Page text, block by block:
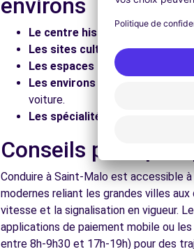
environs
Le centre historique :
Flânez
Les sites culturels :Visitez les
Les espaces naturels :
Profitez
Les environs :
Explorez les
voiture.
Les spécialités locales :
Conseils pratiques
Conduire à Saint-Malo est accessible
modernes reliant les grandes villes
vitesse et la signalisation en vigueur.
applications de paiement mobile ou
entre 8h-9h30 et 17h-19h) pour des